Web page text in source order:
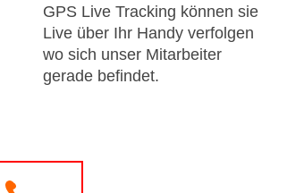
GPS Live Tracking können sie
Live über Ihr Handy verfolgen
wo sich unser Mitarbeiter
gerade befindet.